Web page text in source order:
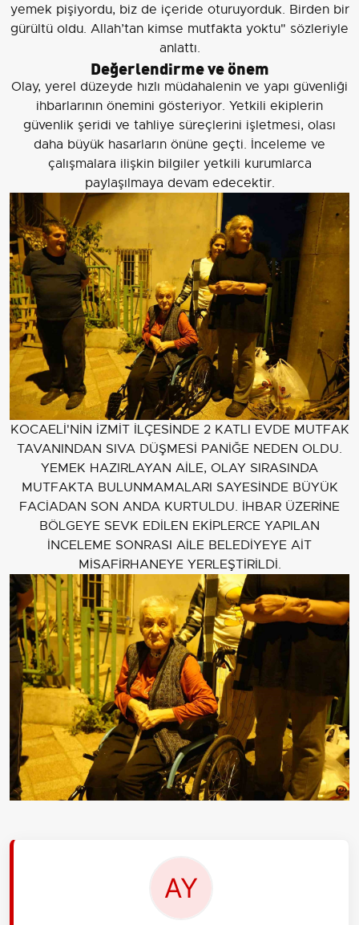
yemek pişiyordu, biz de içeride oturuyorduk. Birden bir
gürültü oldu. Allah’tan kimse mutfakta yoktu" sözleriyle
anlattı.
Değerlendirme ve önem
Olay, yerel düzeyde hızlı müdahalenin ve yapı güvenliği
ihbarlarının önemini gösteriyor. Yetkili ekiplerin
güvenlik şeridi ve tahliye süreçlerini işletmesi, olası
daha büyük hasarların önüne geçti. İnceleme ve
çalışmalara ilişkin bilgiler yetkili kurumlarca
paylaşılmaya devam edecektir.
KOCAELİ'NİN İZMİT İLÇESİNDE 2 KATLI EVDE MUTFAK
TAVANINDAN SIVA DÜŞMESİ PANİĞE NEDEN OLDU.
YEMEK HAZIRLAYAN AİLE, OLAY SIRASINDA
MUTFAKTA BULUNMAMALARI SAYESİNDE BÜYÜK
FACİADAN SON ANDA KURTULDU. İHBAR ÜZERİNE
BÖLGEYE SEVK EDİLEN EKİPLERCE YAPILAN
İNCELEME SONRASI AİLE BELEDİYEYE AİT
MİSAFİRHANEYE YERLEŞTİRİLDİ.